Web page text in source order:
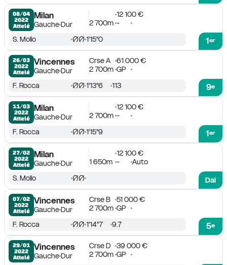
08/04
2022
Attelé
Milan
GaucheDur
12 100 €
2 700m -
1er
S. Mollo 1'15''0
26/03
2022
Attelé
Vincennes
GaucheDur
Crse A
61 000 €
2 700m GP
9e
F. Rocca 1'13''6 113
11/03
2022
Attelé
Milan
GaucheDur
12 100 €
2 700m -
1er
F. Rocca 1'15''9
27/02
2022
Attelé
Milan
GaucheDur
12 100 €
1 650m -
Auto
Dai
S. Mollo
07/02
2022
Attelé
Vincennes
GaucheDur
Crse B
51 000 €
2 700m GP
5e
F. Rocca 1'14''7 9.7
29/01
2022
Attelé
Vincennes
GaucheDur
Crse D
39 000 €
2 700m GP